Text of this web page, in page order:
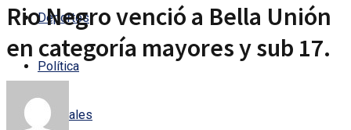
Deportes
Política
Policiales
Rio Negro venció a Bella Unión
en categoría mayores y sub 17.